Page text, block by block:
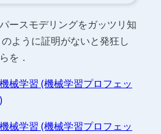
ースモデリングをガッツリ知
ように証明がないと発狂し
を．
械学習 (機械学習プロフェッ
械学習 (機械学習プロフェッ